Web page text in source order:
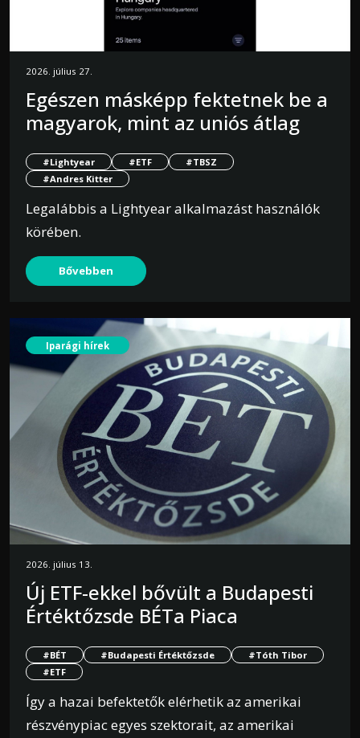
2026. július 27.
Egészen másképp fektetnek be a
magyarok, mint az uniós átlag
#Lightyear #ETF
#TBSZ
#Andres Kitter
Legalábbis a Lightyear alkalmazást használók
körében.
Bővebben
Iparági hírek
2026. július 13.
Új ETF-ekkel bővült a Budapesti
Értéktőzsde BÉTa Piaca
#BÉT #Budapesti Értéktőzsde
#Tóth Tibor
#ETF
Így a hazai befektetők elérhetik az amerikai
részvénypiac egyes szektorait, az amerikai